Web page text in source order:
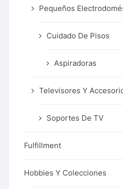
Pequeños
Cuidado De Pisos
Aspiradoras
Televisores Y
Soportes De TV
Fulfillment
Hobbies Y Colecciones